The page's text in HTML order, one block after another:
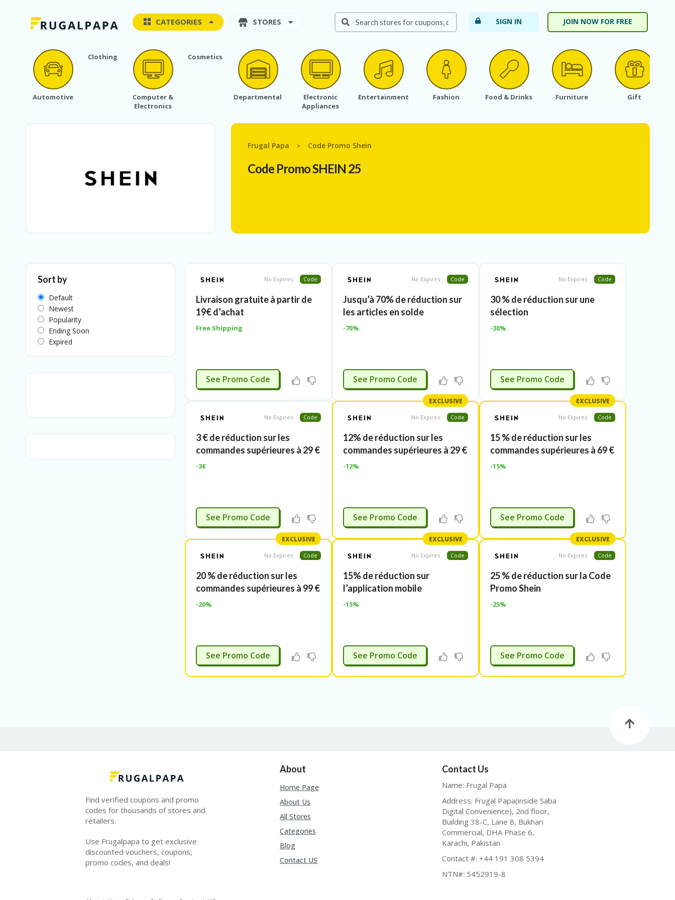
CATEGORIES STORES SIGN IN JOIN NOW FOR FREE
Automotive
Clothing
Computer &
Electronics
Cosmetics
Departmental
Electronic
Appliances
Entertainment Fashion Food & Drinks Furniture Gift
Frugal Papa > Code Promo Shein
Code Promo SHEIN 25
No Expires Code
Livraison gratuite à partir de
19€ d’achat
Free Shipping
CESSAIRE
See Promo Code
No Expires Code
Jusqu’à 70% de réduction sur
les articles en solde
-70%
CESSAIRE
See Promo Code
No Expires Code
30 % de réduction sur une
sélection
-30%
CESSAIRE
See Promo Code
No Expires Code
3 € de réduction sur les
commandes supérieures à 29 €
-3€
PREMIER3
See Promo Code
EXCLUSIVE
No Expires Code
12% de réduction sur les
commandes supérieures à 29 €
-12%
99LAST
See Promo Code
EXCLUSIVE
No Expires Code
15 % de réduction sur les
commandes supérieures à 69 €
-15%
99LAST
See Promo Code
EXCLUSIVE
No Expires Code
20 % de réduction sur les
commandes supérieures à 99 €
-20%
99LAST
See Promo Code
EXCLUSIVE
No Expires Code
15% de réduction sur
l’application mobile
-15%
APPM15
See Promo Code
EXCLUSIVE
No Expires Code
25 % de réduction sur la Code
Promo Shein
-25%
99LAST
See Promo Code
Sort by
Default
Newest
Popularity
Ending Soon
Expired
Find verified coupons and promo
codes for thousands of stores and
retailers.
Use Frugalpapa to get exclusive
discounted vouchers, coupons,
promo codes, and deals!
About
Home Page
About Us
All Stores
Categories
Blog
Contact US
Contact Us
Name: Frugal Papa
Address: Frugal Papa(inside Saba
Digital Convenience), 2nd floor,
Building 38-C, Lane 8, Bukhari
Commercial, DHA Phase 6,
Karachi, Pakistan
Contact #: +44 191 308 5394
NTN#: 5452919-8